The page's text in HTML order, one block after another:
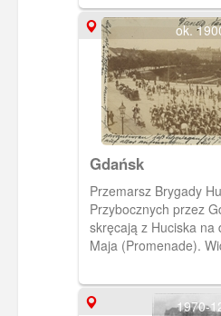
gdańskiego. Obecnie
siedzibie Komendy
ok.
Gdańsk
Przemarsz Brygady
Przybocznych przez
skręcają z Huciska na
Maja (Promenade).
dzisiejszy Urząd Pracy.
1970-